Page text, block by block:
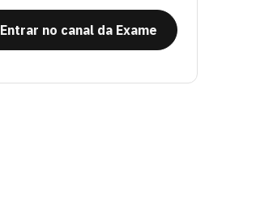
Entrar no canal da Exame